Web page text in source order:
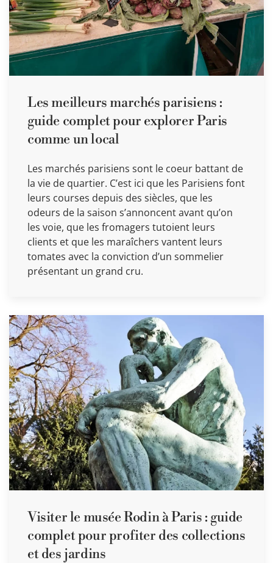
Les meilleurs marchés parisiens :
guide complet pour explorer Paris
comme un local
Les marchés parisiens sont le coeur battant de
la vie de quartier. C’est ici que les Parisiens font
leurs courses depuis des siècles, que les
odeurs de la saison s’annoncent avant qu’on
les voie, que les fromagers tutoient leurs
clients et que les maraîchers vantent leurs
tomates avec la conviction d’un sommelier
présentant un grand cru.
Visiter le musée Rodin à Paris : guide
complet pour profiter des collections
et des jardins